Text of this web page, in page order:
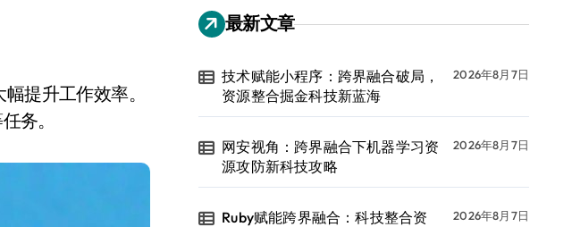
务。
最新文章
技术赋能小程序：跨界融合破局，
资源整合掘金科技新蓝海
2026年8月7日
网安视角：跨界融合下机器学习资
源攻防新科技攻略
2026年8月7日
Ruby赋能跨界融合：科技整合资
2026年8月7日